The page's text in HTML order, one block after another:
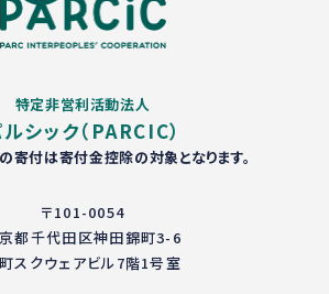
特定非営利活動法人
シック（PARCIC）
寄付は寄付金控除の対象となります。
〒101-0054
都千代田区神田錦町3-6
スクウェアビル7階1号室